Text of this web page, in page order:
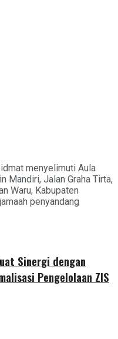
menyelimuti Aula
Mandiri, Jalan Graha Tirta,
Waru, Kabupaten
penyandang
Sinergi dengan
Pengelolaan ZIS